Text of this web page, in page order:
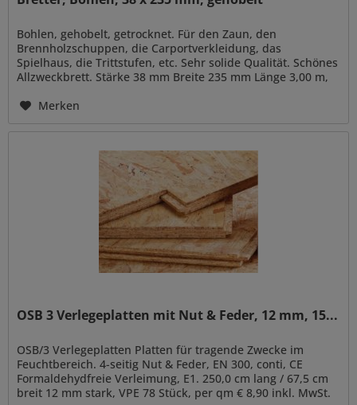
Bohlen, gehobelt, getrocknet. Für den Zaun, den
Brennholzschuppen, die Carportverkleidung, das
Spielhaus, die Trittstufen, etc. Sehr solide Qualität. Schönes
Allzweckbrett. Stärke 38 mm Breite 235 mm Länge 3,00 m,
Merken
OSB 3 Verlegeplatten mit Nut & Feder, 12 mm, 15...
OSB/3 Verlegeplatten Platten für tragende Zwecke im
Feuchtbereich. 4-seitig Nut & Feder, EN 300, conti, CE
Formaldehydfreie Verleimung, E1. 250,0 cm lang / 67,5 cm
breit 12 mm stark, VPE 78 Stück, per qm € 8,90 inkl. MwSt.